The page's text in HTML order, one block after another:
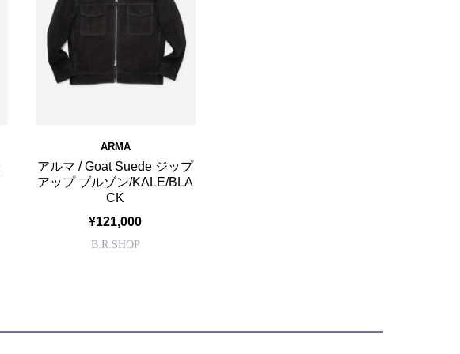
ARMA
アルマ / Goat Suede ジップ
アップ ブルゾン/KALE/BLA
CK
¥121,000
B.R.SHOP